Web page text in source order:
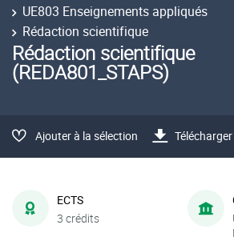
UE803 Enseignements appliqués
Rédaction scientifique
Rédaction scientifique
(REDA801_STAPS)
Ajouter à la sélection Télécharger
ECTS
3 crédits